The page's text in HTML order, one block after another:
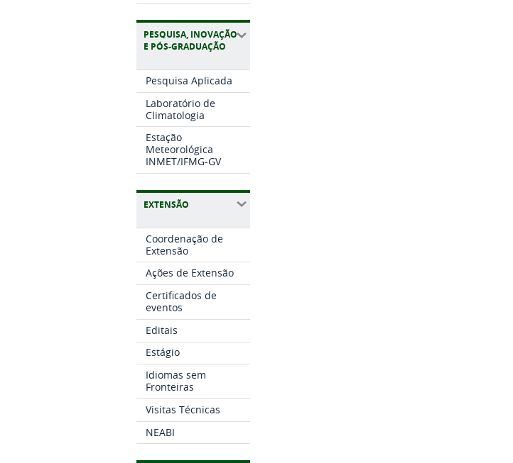
PESQUISA, INOVAÇÃO
E PÓS-GRADUAÇÃO
Pesquisa Aplicada
Laboratório de
Climatologia
Estação
Meteorológica
INMET/IFMG-GV
EXTENSÃO
Coordenação de
Extensão
Ações de Extensão
Certificados de
eventos
Editais
Estágio
Idiomas sem
Fronteiras
Visitas Técnicas
NEABI